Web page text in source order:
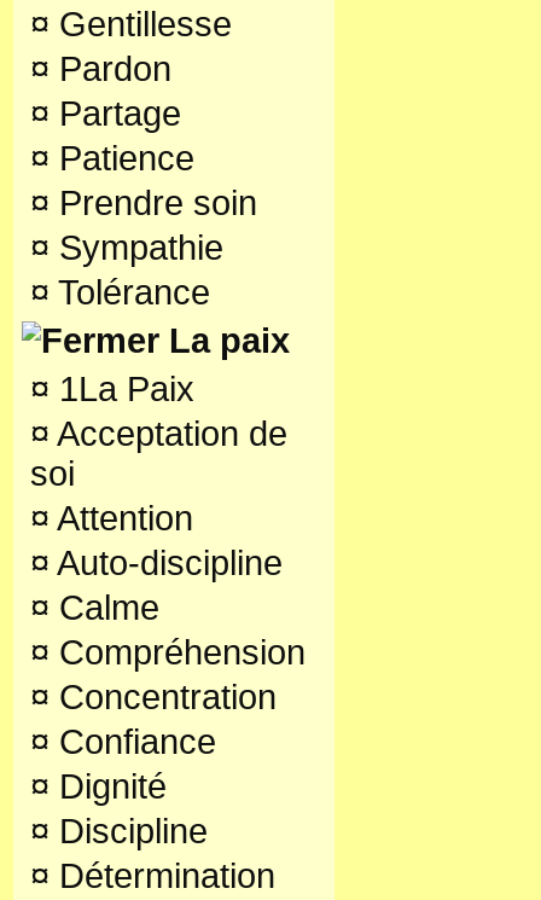
¤ Gentillesse
¤ Pardon
¤ Partage
¤ Patience
¤ Prendre soin
¤ Sympathie
¤ Tolérance
La paix
¤ 1La Paix
¤ Acceptation de
soi
¤ Attention
¤ Auto-discipline
¤ Calme
¤ Compréhension
¤ Concentration
¤ Confiance
¤ Dignité
¤ Discipline
¤ Détermination